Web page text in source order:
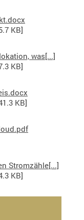
KB]
was[...]
KB]
KB]
Stromzähle[...]
KB]